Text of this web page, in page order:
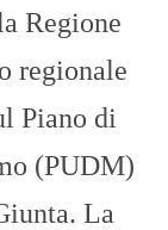
Regione
regionale
Piano di
(PUDM)
La